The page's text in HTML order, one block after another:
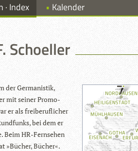
· Index Kalender
Schoeller
der Ger­ma­nis­tik,
mit sei­ner Pro­mo­
er als frei­be­ruf­li­cher
bei dem er
Beim HR-Fern­se­hen
»Bücher, Bücher«.